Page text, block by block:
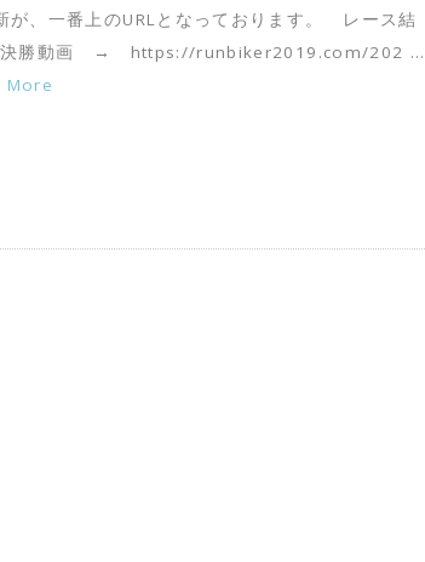
が、一番上のURLとなっております。 レース結
決勝動画 → https://runbiker2019.com/202 …
More